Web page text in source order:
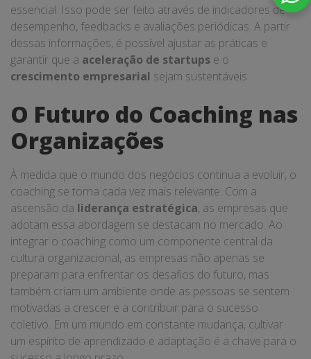
essencial. Isso pode ser feito através de indicadores de
desempenho, feedbacks e avaliações periódicas. A partir
dessas informações, é possível ajustar as práticas e
garantir que a aceleração de startups e o
crescimento empresarial sejam sustentáveis.
O Futuro do Coaching nas
Organizações
À medida que o mundo dos negócios continua a evoluir, o
coaching se torna cada vez mais relevante. Com a
ascensão da liderança estratégica, as empresas que
adotam essa abordagem se destacam no mercado. Ao
integrar o coaching como um componente central da
cultura organizacional, as empresas não apenas se
preparam para enfrentar os desafios do futuro, mas
também criam um ambiente onde as pessoas se sentem
motivadas a crescer e a contribuir para o sucesso
coletivo. Em um mundo em constante mudança, cultivar
um espírito de aprendizado e adaptação é a chave para o